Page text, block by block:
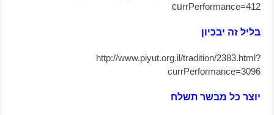
currPerformance=412
בליל זה יבכיון
http://www.piyut.org.il/tradition/2383.html?
currPerformance=3096
יוצר כל מבשר תשלח